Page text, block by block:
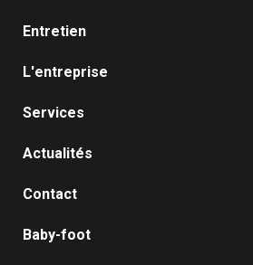
Entretien
L'entreprise
Services
Actualités
Contact
Baby-foot